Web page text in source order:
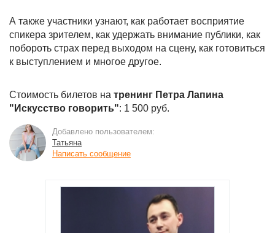
А также участники узнают, как работает восприятие
спикера зрителем, как удержать внимание публики, как
побороть страх перед выходом на сцену, как готовиться
к выступлением и многое другое.
Стоимость билетов на тренинг Петра Лапина
"Искусство говорить": 1 500 руб.
Добавлено пользователем:
Татьяна
Написать сообщение